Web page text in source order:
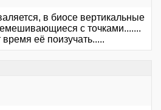
в биосе вертикальные
с точками.......
её поизучать.....